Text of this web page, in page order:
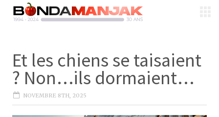
Et les chiens se taisaient
? Non…ils dormaient…
NOVEMBRE 8TH, 2025